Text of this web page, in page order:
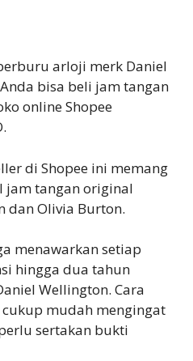
arloji merk Daniel
bisa beli jam tangan
online Shopee
di Shopee ini memang
jam tangan original
dan Olivia Burton.
menawarkan setiap
hingga dua tahun
Wellington. Cara
mudah mengingat
sertakan bukti